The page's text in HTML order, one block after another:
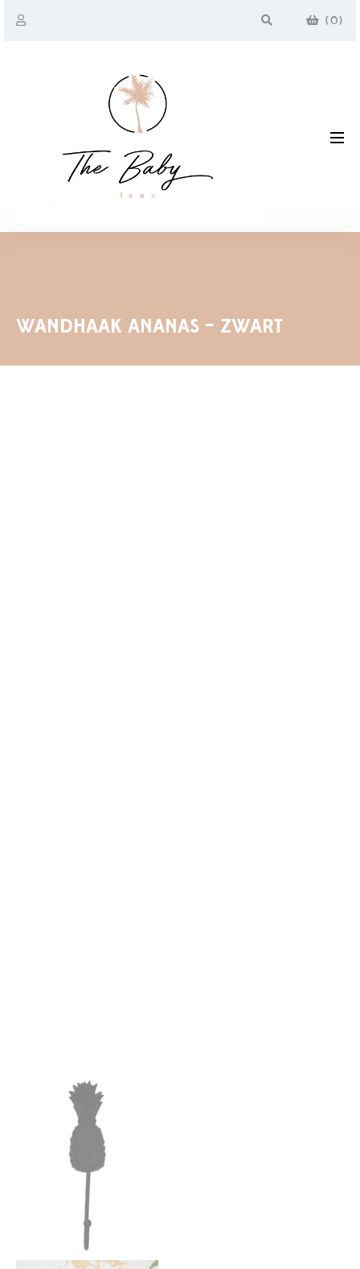
(0)
WANDHAAK ANANAS – ZWART